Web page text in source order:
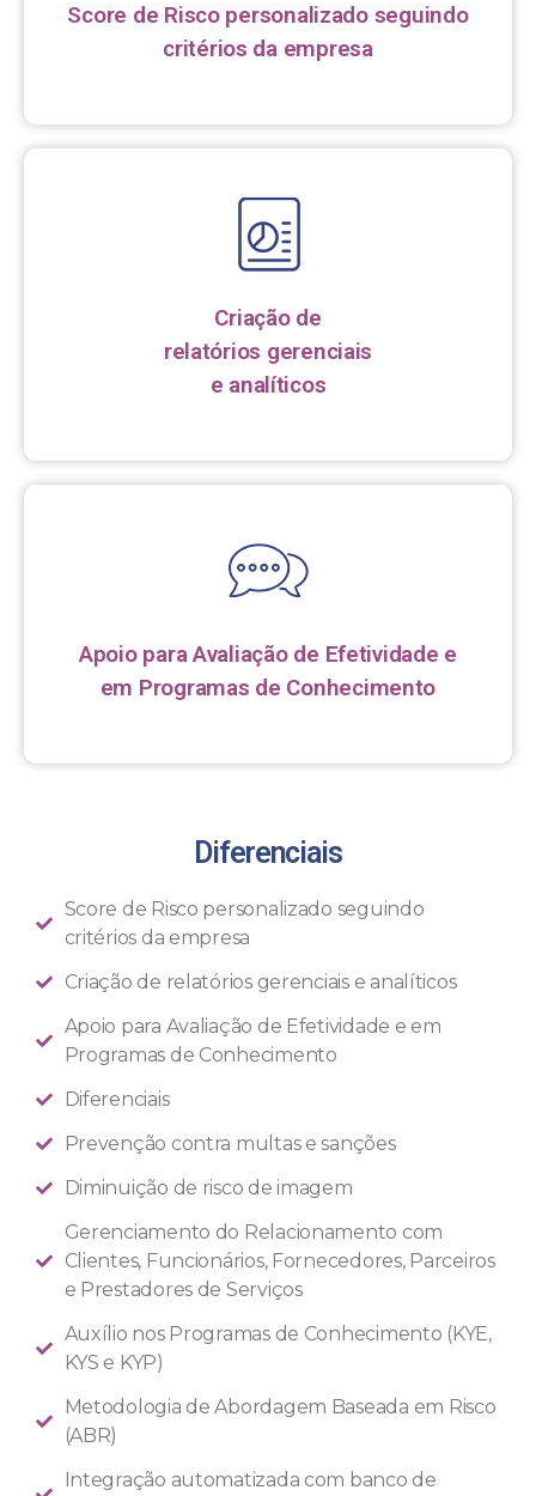
Score de Risco personalizado seguindo
critérios da empresa
Criação de
relatórios gerenciais
e analíticos
Apoio para Avaliação de Efetividade e
em Programas de Conhecimento
Diferenciais
Score de Risco personalizado seguindo
critérios da empresa
Criação de relatórios gerenciais e analíticos
Apoio para Avaliação de Efetividade e em
Programas de Conhecimento
Diferenciais
Prevenção contra multas e sanções
Diminuição de risco de imagem
Gerenciamento do Relacionamento com
Clientes, Funcionários, Fornecedores, Parceiros
e Prestadores de Serviços
Auxílio nos Programas de Conhecimento (KYE,
KYS e KYP)
Metodologia de Abordagem Baseada em Risco
(ABR)
Integração automatizada com banco de